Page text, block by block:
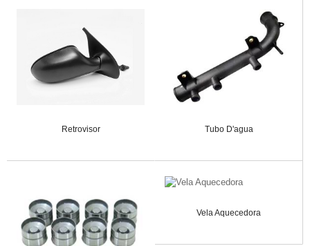
Retrovisor Tubo D'agua
Vela Aquecedora